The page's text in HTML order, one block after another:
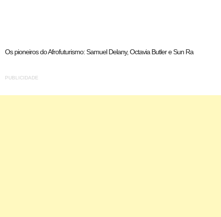
Os pioneiros do Afrofuturismo: Samuel Delany, Octavia Butler e Sun Ra
PUBLICIDADE